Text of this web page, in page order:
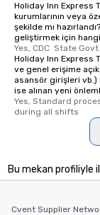
Holiday Inn Express
kurumlarının veya
şekilde mı
geliştirmek için hangi
Yes, CDC  State
Holiday Inn Express
ve genel erişime
asansör girişleri vb.)
ise alınan yeni
Yes, Standard
during all shifts
Bu mekan profiliyle
Cvent Supplier